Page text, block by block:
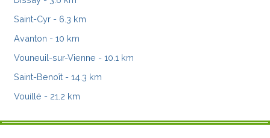
Saint-Cyr - 6.3 km
Avanton - 10 km
Vouneuil-sur-Vienne - 10.1 km
Saint-Benoît - 14.3 km
Vouillé - 21.2 km